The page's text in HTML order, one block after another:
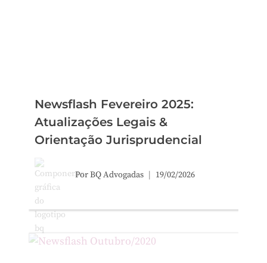
Newsflash Fevereiro 2025:
Atualizações Legais &
Orientação Jurisprudencial
PorBQ Advogadas 19/02/2026